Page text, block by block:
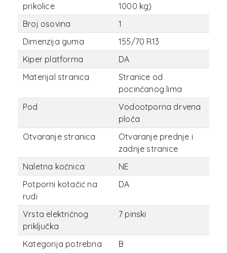
prikolice
1000 kg)
Broj osovina
1
Dimenzija guma
155/70 R13
Kiper platforma
DA
Materijal stranica
Stranice od
pocinčanog lima
Pod
Vodootporna drvena
ploča
Otvaranje stranica
Otvaranje prednje i
zadnje stranice
Naletna kočnica
NE
Potporni kotačić na
rudi
DA
Vrsta električnog
priključka
7 pinski
Kategorija potrebna
B